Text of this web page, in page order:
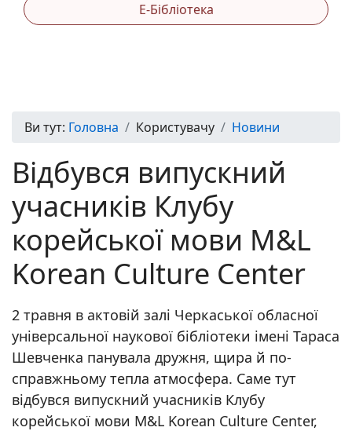
Е-Бібліотека
Ви тут: Головна Користувачу Новини
Відбувся випускний
учасників Клубу
корейської мови M&L
Korean Culture Center
2 травня в актовій залі Черкаської обласної
універсальної наукової бібліотеки імені Тараса
Шевченка панувала дружня, щира й по-
справжньому тепла атмосфера. Саме тут
відбувся випускний учасників Клубу
корейської мови M&L Korean Culture Center,